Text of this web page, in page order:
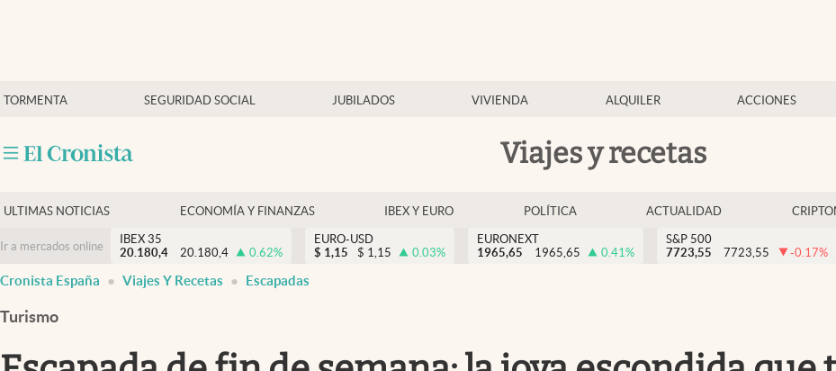
TORMENTA SEGURIDAD SOCIAL JUBILADOS VIVIENDA ALQUILER ACCIONES
Viajes y recetas
Economía y finanzas
Criptomonedas
ULTIMAS NOTICIAS ECONOMÍA Y FINANZAS IBEX Y EURO POLÍTICA ACTUALIDAD
Ir a mercados online
IBEX 35
20.180,4
20.180,4 0.62%
EURO-USD
$ 1,15 $ 1,15 0.03%
EURONEXT
1965,65
1965,65 0.41%
S&P 500
7723,55
7723,55 -0.17%
Cronista España Viajes Y Recetas Escapadas
Turismo